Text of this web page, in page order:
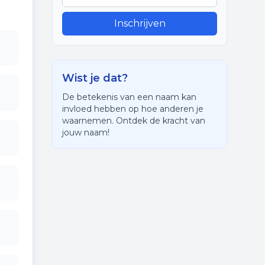
Inschrijven
Wist je dat?
De betekenis van een naam kan
invloed hebben op hoe anderen je
waarnemen. Ontdek de kracht van
jouw naam!